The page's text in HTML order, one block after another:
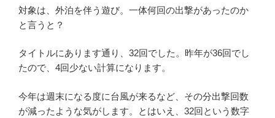
対象は、外泊を伴う遊び。一体何回の出撃があったのか
と言うと？
タイトルにあります通り、32回でした。昨年が36回でし
たので、4回少ない計算になります。
今年は週末になる度に台風が来るなど、その分出撃回数
が減ったような気がします。とはいえ、32回という数字